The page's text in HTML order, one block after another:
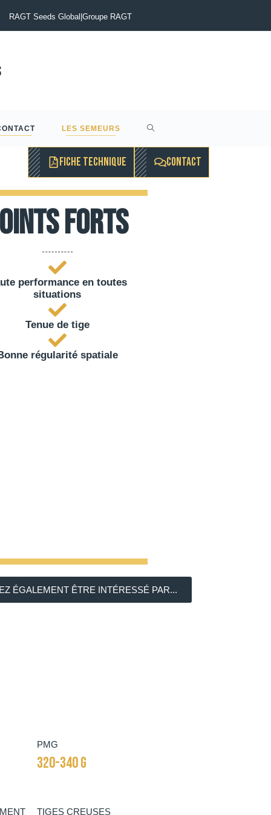
RAGT Seeds Global|Groupe RAGT
LES SEMEURS
FICHE TECHNIQUE CONTACT
forts
performance en toutes
situations
Tenue de tige
régularité spatiale
ÉGALEMENT ÊTRE INTÉRESSÉ PAR...
PMG
320-340 G
TIGES CREUSES